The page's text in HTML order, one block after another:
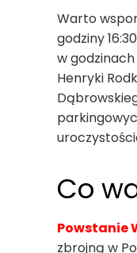
Warto
godziny
w godzinach
Henryki
Co
Powstanie
zbrojną w